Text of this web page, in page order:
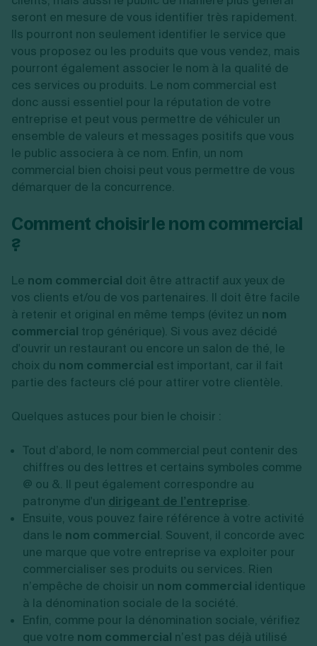
seront en mesure de vous identifier très rapidement.
Ils pourront non seulement identifier le service que
vous proposez ou les produits que vous vendez, mais
pourront également associer le nom à la qualité de
ces services ou produits. Le nom commercial est
donc aussi essentiel pour la réputation de votre
entreprise et peut vous permettre de véhiculer un
ensemble de valeurs et messages positifs que vous
le public associera à ce nom. Enfin, un nom
commercial bien choisi peut vous permettre de vous
démarquer de la concurrence.
Comment choisir le nom commercial
?
Le nom commercial doit être attractif aux yeux de
vos clients et/ou de vos partenaires. Il doit être facile
à retenir et original en même temps (évitez un nom
commercial trop générique). Si vous avez décidé
d'ouvrir un restaurant ou encore un salon de thé, le
choix du nom commercial est important, car il fait
partie des facteurs clé pour attirer votre clientèle.
Quelques astuces pour bien le choisir :
Tout d’abord, le nom commercial peut contenir des
chiffres ou des lettres et certains symboles comme
@ ou &. Il peut également correspondre au
patronyme d'un dirigeant de l’entreprise.
Ensuite, vous pouvez faire référence à votre activité
dans le nom commercial. Souvent, il concorde avec
une marque que votre entreprise va exploiter pour
commercialiser ses produits ou services. Rien
n’empêche de choisir un nom commercial identique
à la dénomination sociale de la société.
Enfin, comme pour la dénomination sociale, vérifiez
que votre nom commercial n’est pas déjà utilisé